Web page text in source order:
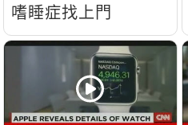
嗜睡症找上門